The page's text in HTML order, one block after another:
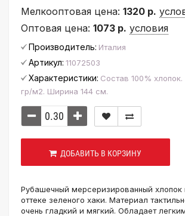
Мелкооптовая цена: 1320 р.
Оптовая цена: 1073 р. условия
Производитель: Италия
Артикул: 11072503
Характеристики: Состав 100%
гр/м2. Ширина 144 см.
ДОБАВИТЬ В КОРЗИНУ
Рубашечный мерсеризированный хлопок
оттеке зеленого хаки. Материал
очень гладкий и мягкий. Обладает